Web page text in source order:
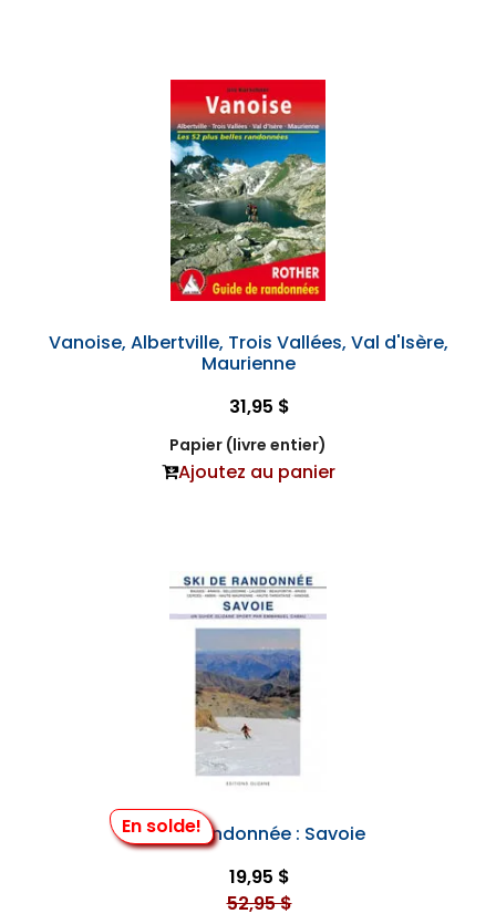
Vanoise, Albertville, Trois Vallées, Val d'Isère,
Maurienne
31,95 $
Papier (livre entier)
Ajoutez au panier
En solde!
Ski de Randonnée : Savoie
19,95 $
52,95 $